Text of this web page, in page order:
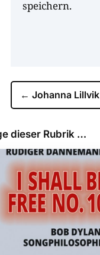
speichern.
← Johanna Lillvik
dieser Rubrik …